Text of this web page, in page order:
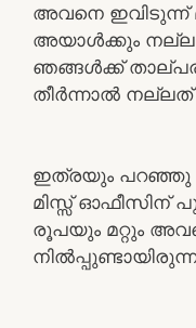
അവനെ ഇവിടുന്ന്
അയാൾക്കും
ഞങ്ങൾക്ക്
തീർന്നാൽ നല്ലത്
ഇത്രയും പറഞ്ഞു
മിസ്സ്‌ ഓഫീസിന്
രൂപയും മറ്റും